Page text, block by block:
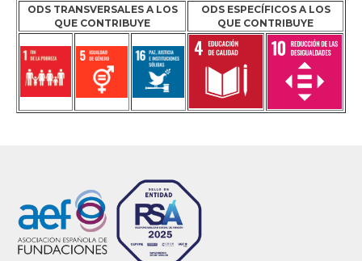
ODS TRANSVERSALES A LOS
QUE CONTRIBUYE
ODS ESPECÍFICOS A LOS
QUE CONTRIBUYE